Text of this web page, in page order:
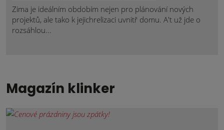
Zima je ideálním obdobím nejen pro plánování nových
projektů, ale tako k jejichrelizaci uvnitř domu. A't už jde o
rozsáhlou...
Magazín klinker